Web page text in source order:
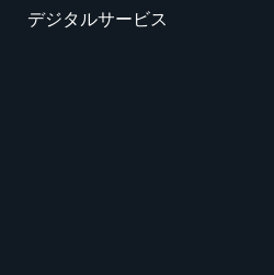
デジタルサービス